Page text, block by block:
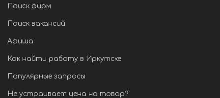
Поиск фирм
Поиск вакансий
Афиша
Как найти работу в Иркутске
Популярные запросы
Не устраивает цена на товар?